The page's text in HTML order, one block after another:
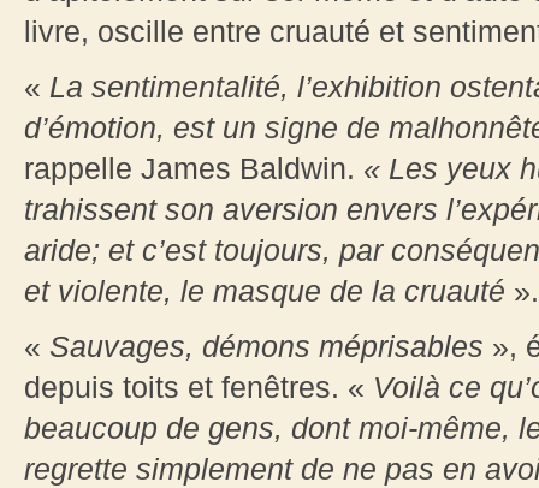
livre, oscille entre cruauté et
« La sentimentalité, l’exhibition
d’émotion, est un signe de
rappelle James Baldwin. « Les yeux
trahissent son aversion envers
aride; et c’est toujours, par
et violente, le masque de la cruauté ».
« Sauvages, démons méprisables »,
depuis toits et fenêtres. « Voilà ce
beaucoup de gens, dont moi-même,
regrette simplement de ne pas en